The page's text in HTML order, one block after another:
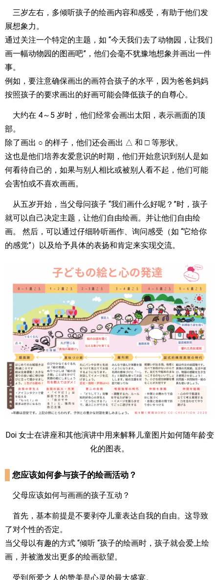
三岁左右，多倾听孩子的绘画内容和感受，有助于他们发
展想象力。
通过关注一个特定的主题，如 “今天我们去了动物园，让我们
画一幅动物园的图画吧”，他们会毫不犹豫地想象并画出一件
事。
例如，要注意确保画出的画符合孩子的水平，因为爸爸妈妈
按照孩子的要求画出的好画可能会降低孩子的自尊心。
大约在 4～5 岁时，他们经常会画出太阳，表示画面的顶
部。
除了画出 ○ 的样子，他们还会画出 △ 和 □ 等形状。
这也是他们培养友爱意识的时期，他们开始意识到别人是如
何看待自己的，如果与别人相比或被别人看不起，他们可能
会害怕或不喜欢画画。
从五岁开始，当父母问孩子 “我们画什么好呢？”时，孩子
就可以自己决定主题，让他们自由绘画。并让他们自由绘
画。 然后，可以通过仔细聆听画作、询问感受（如 “它给你
的感觉”）以及给予具体的表扬和肯定来实现交流。
Doi 女士在讲座和其他演讲中用来解释儿童图片如何随年龄变
化的图表。
您应该如何参与孩子的绘画活动？
父母应该如何与画画的孩子互动？
首先，基本前提是不要剥夺儿童表达自我的自由。这导致
了对个性的否定。
当父母以有趣的方式 “倾听 “孩子的绘画时，孩子就会爱上绘
画，并被激发出更多的绘画欲望。
受到所爱之人的赞美是心灵的最大盛宴。